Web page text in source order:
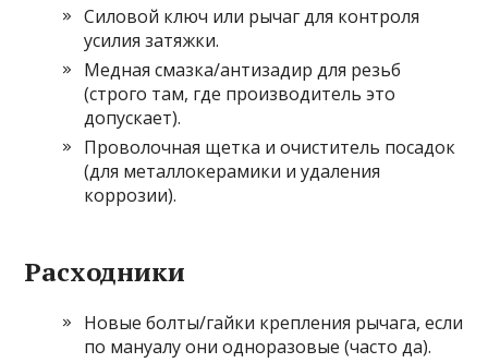
Силовой ключ или рычаг для контроля
усилия затяжки.
Медная смазка/антизадир для резьб
(строго там, где производитель это
допускает).
Проволочная щетка и очиститель посадок
(для металлокерамики и удаления
коррозии).
Расходники
Новые болты/гайки крепления рычага, если
по мануалу они одноразовые (часто да).